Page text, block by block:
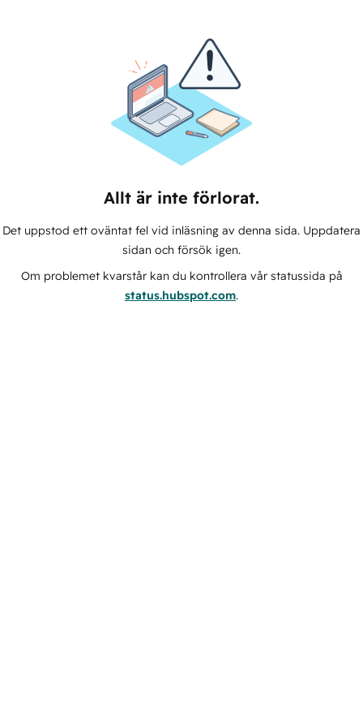
Allt är inte förlorat.
Det uppstod ett oväntat fel vid inläsning av denna sida. Uppdatera
sidan och försök igen.
Om problemet kvarstår kan du kontrollera vår statussida på
status.hubspot.com.